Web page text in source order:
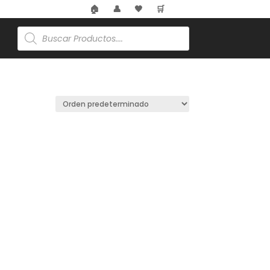
🏠 👤 🖤 🛒
Búsqueda
de
productos